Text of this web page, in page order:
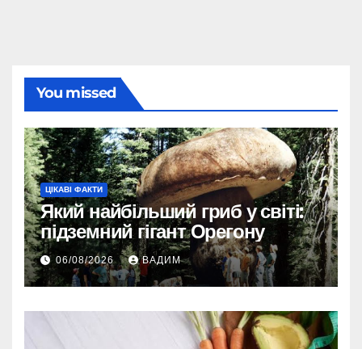
You missed
ЦІКАВІ ФАКТИ
Який найбільший гриб у світі:
підземний гігант Орегону
06/08/2026 ВАДИМ